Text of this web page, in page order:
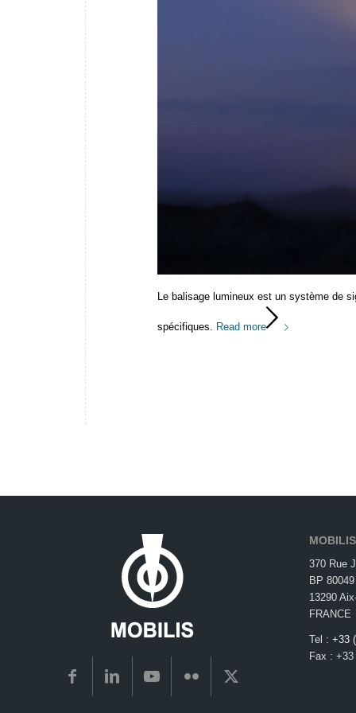
Le balisage lumineux est un système de
spécifiques. Read more
370 Rue
BP 80049
13290
FRANCE
Tel : +33
Fax :